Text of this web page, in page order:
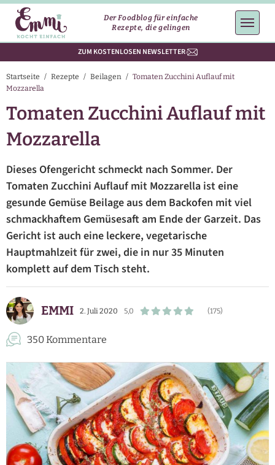
Der Foodblog für einfache
Rezepte, die gelingen
ZUM KOSTENLOSEN NEWSLETTER
Startseite / Rezepte / Beilagen / Tomaten Zucchini Auflauf mit
Mozzarella
Tomaten Zucchini Auflauf mit
Mozzarella
Dieses Ofengericht schmeckt nach Sommer. Der
Tomaten Zucchini Auflauf mit Mozzarella ist eine
gesunde Gemüse Beilage aus dem Backofen mit viel
schmackhaftem Gemüsesaft am Ende der Garzeit. Das
Gericht ist auch eine leckere, vegetarische
Hauptmahlzeit für zwei, die in nur 35 Minuten
komplett auf dem Tisch steht.
EMMI 2. Juli 2020 5,0 (175)
350 Kommentare